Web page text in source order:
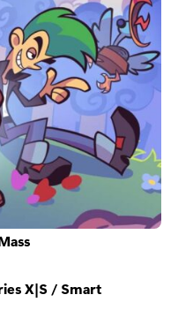
X|S / Smart